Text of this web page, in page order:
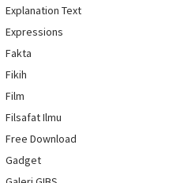
Explanation Text
Expressions
Fakta
Fikih
Film
Filsafat Ilmu
Free Download
Gadget